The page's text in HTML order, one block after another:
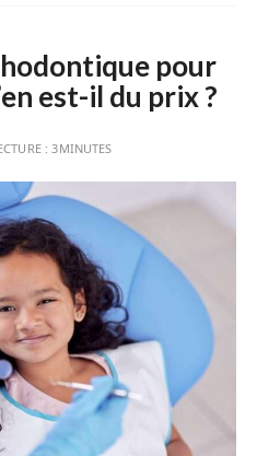
pour
est-il du prix ?
:3MINUTES